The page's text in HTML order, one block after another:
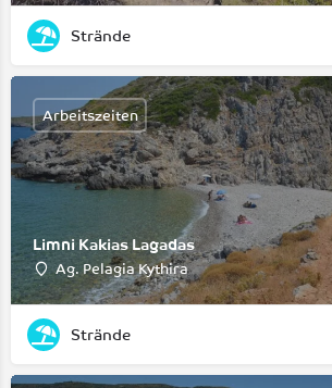
Strände
Limni Kakias Lagadas
Ag. Pelagia Kythira
Arbeitszeiten
Strände